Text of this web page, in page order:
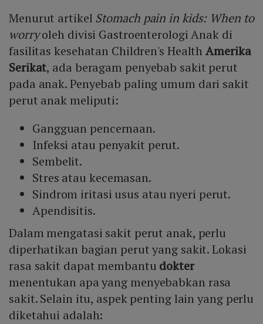
Menurut artikel Stomach pain in kids: When to
worryoleh divisi Gastroenterologi Anak di
fasilitas kesehatan Children's HealthAmerika
Serikat, ada beragam penyebab sakit perut
pada anak. Penyebab paling umum dari sakit
perut anak meliputi:
Gangguan pencernaan.
Infeksi atau penyakit perut.
Sembelit.
Stres atau kecemasan.
Sindrom iritasi usus atau nyeri perut.
Apendisitis.
Dalam mengatasi sakit perut anak, perlu
diperhatikan bagian perut yang sakit. Lokasi
rasa sakit dapat membantu dokter
menentukan apa yang menyebabkan rasa
sakit. Selain itu, aspek penting lain yang perlu
diketahui adalah: